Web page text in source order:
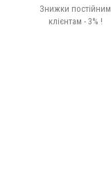
Знижки постійним
клієнтам - 3% !